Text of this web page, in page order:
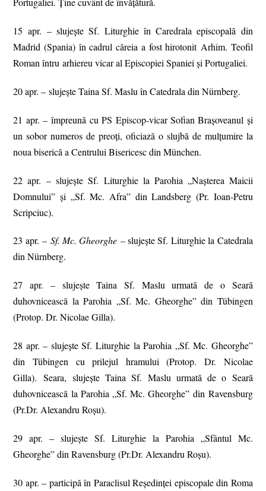
15 apr. – slujește Sf. Liturghie în Caredrala episcopală din
Madrid (Spania) în cadrul căreia a fost hirotonit Arhim. Teofil
Roman întru arhiereu vicar al Episcopiei Spaniei și Portugaliei.
20 apr. – slujește Taina Sf. Maslu în Catedrala din Nürnberg.
21 apr. – împreună cu PS Episcop-vicar Sofian Brașoveanul și
un sobor numeros de preoți, oficiază o slujbă de mulțumire la
noua biserică a Centrului Bisericesc din München.
22 apr. – slujește Sf. Liturghie la Parohia „Nașterea Maicii
Domnului” și „Sf. Mc. Afra” din Landsberg (Pr. Ioan-Petru
Scripciuc).
23 apr. – Sf. Mc. Gheorghe – slujeşte Sf. Liturghie la Catedrala
din Nürnberg.
27 apr. – slujește Taina Sf. Maslu urmată de o Seară
duhovnicească la Parohia „Sf. Mc. Gheorghe” din Tübingen
(Protop. Dr. Nicolae Gilla).
28 apr. – slujește Sf. Liturghie la Parohia „Sf. Mc. Gheorghe”
din Tübingen cu prilejul hramului (Protop. Dr. Nicolae
Gilla). Seara, slujește Taina Sf. Maslu urmată de o Seară
duhovnicească la Parohia „Sf. Mc. Gheorghe” din Ravensburg
(Pr.Dr. Alexandru Roșu).
29 apr. – slujește Sf. Liturghie la Parohia „Sfântul Mc.
Gheorghe” din Ravensburg (Pr.Dr. Alexandru Roșu).
30 apr. – participă în Paraclisul Reședinței episcopale din Roma